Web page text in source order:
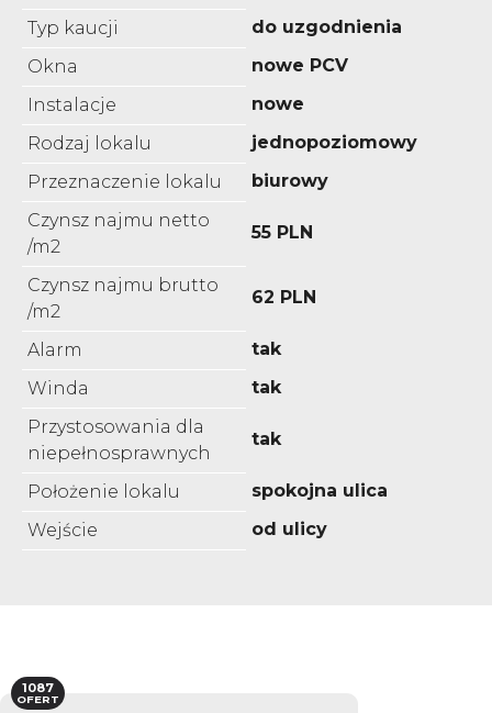
Typ kaucji
do uzgodnienia
Okna
nowe PCV
Instalacje
nowe
Rodzaj lokalu
jednopoziomowy
Przeznaczenie lokalu
biurowy
Czynsz najmu netto
/m2
55 PLN
Czynsz najmu brutto
/m2
62 PLN
Alarm
tak
Winda
tak
Przystosowania dla
niepełnosprawnych
tak
Położenie lokalu
spokojna ulica
Wejście
od ulicy
1087
OFERT